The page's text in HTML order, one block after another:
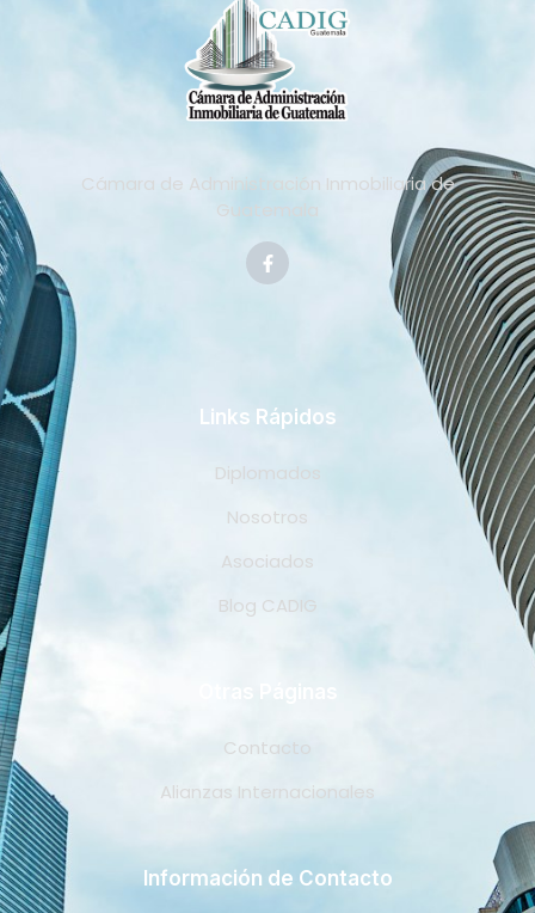
Cámara de Administración Inmobiliaria de
Guatemala
Links Rápidos
Diplomados
Nosotros
Asociados
Blog CADIG
Contacto
Alianzas Internacionales
Información de Contacto